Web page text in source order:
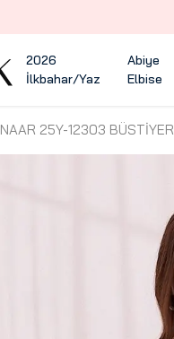
2026
İlkbahar/Yaz
Abiye
Elbise
NAAR 25Y-12303 BÜSTİYER